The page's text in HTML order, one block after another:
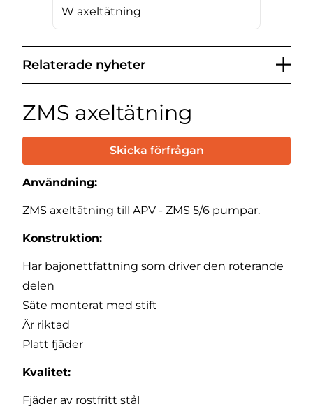
W axeltätning
Relaterade nyheter
ZMS axeltätning
Skicka förfrågan
Användning:
ZMS axeltätning till APV - ZMS 5/6 pumpar.
Konstruktion:
Har bajonettfattning som driver den roterande
delen
Säte monterat med stift
Är riktad
Platt fjäder
Kvalitet:
Fjäder av rostfritt stål